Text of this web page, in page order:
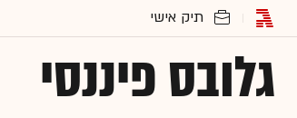
גלובס פיננסי